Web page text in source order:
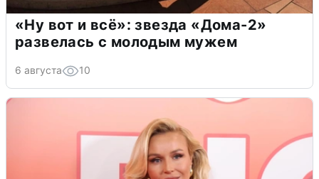
«Ну вот и всё»: звезда «Дома-2»
развелась с молодым мужем
6 августа 10